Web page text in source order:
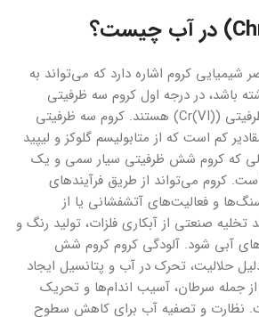
شیمیایی کروم اشاره دارد که می‌تواند به
باشد، در درجه اول کروم سه ظرفیتی
(Cr(III)) و کروم شش ظرفیتی (Cr(VI)) هستند. کروم سه ظرفیتی
کم است که از متابولیسم گلوکز و لیپید
که کروم شش ظرفیتی سیار سمی و یک
کروم می‌تواند از طریق فرآیندهای
و فعالیت‌های آتشفشانی یا از
تخلیه صنعتی از آبکاری فلزات، تولید رنگ و
آبی شود. آلودگی کروم کروم شش
حلالیت، تحرک در آب و پتانسیل ایجاد
جمله سرطان، آسیب اندام‌ها و تحریک
نظارت و تصفیه آب برای کاهش سطوح